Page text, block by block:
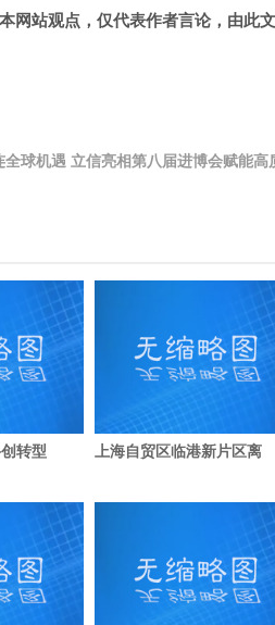
网站观点，仅代表作者言论，由此
球机遇 立信亮相第八届进博会赋能高
转型 上海自贸区临港新片区离